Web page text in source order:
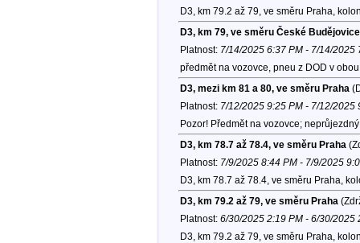
D3, km 79.2 až 79, ve směru Praha,
D3, km 79, ve směru České Budějovice
Platnost: 7/14/2025 6:37 PM - 7/14/2025
předmět na vozovce, pneu z DOD v
D3, mezi km 81 a 80, ve směru Praha
Platnost: 7/12/2025 9:25 PM - 7/12/2025
Pozor! Předmět na vozovce;
D3, km 78.7 až 78.4, ve směru Praha
Platnost: 7/9/2025 8:44 PM - 7/9/2025
D3, km 78.7 až 78.4, ve směru Praha,
D3, km 79.2 až 79, ve směru Praha
Platnost: 6/30/2025 2:19 PM - 6/30/2025
D3, km 79.2 až 79, ve směru Praha,